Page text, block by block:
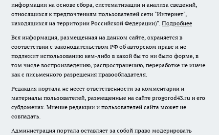
информации на основе сбора, систематизации и анализа сведений,
относящихся к предпочтениям пользователей сети "Интернет",
находящихся на территории Российской Федерации)". Подробнее
Вся информация, размещенная на данном сайте, охраняется в
соответствии с законодательством РФ об авторском праве и не
подлежит использованию кем-либо в какой бы то ни было форме, в
том числе воспроизведению, распространению, переработке не иначе
как с письменного разрешения правообладателя.
Редакция портала не несет ответственности за комментарии и
материалы пользователей, размещенные на сайте progorod43.ru и его
субдоменах. Мнение редакции и пользователей сайта может не
совпадать.
Администрация портала оставляет за собой право модерировать